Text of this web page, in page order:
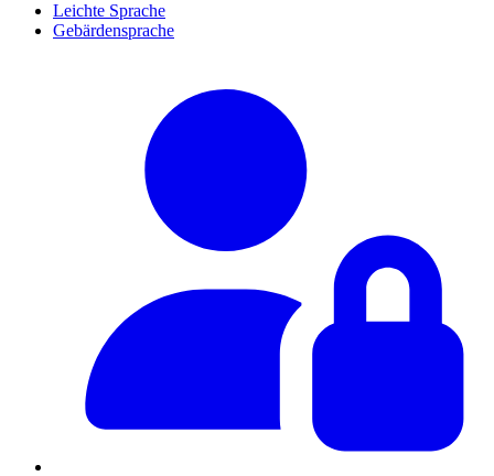
Leichte Sprache
Gebärdensprache